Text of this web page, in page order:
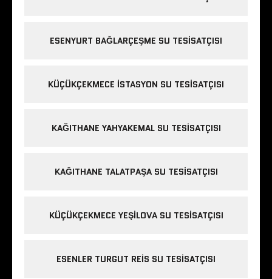
ESENYURT BAĞLARÇEŞME SU TESISATÇISI
KÜÇÜKÇEKMECE ISTASYON SU TESISATÇISI
KAĞITHANE YAHYAKEMAL SU TESISATÇISI
KAĞITHANE TALATPAŞA SU TESISATÇISI
KÜÇÜKÇEKMECE YEŞILOVA SU TESISATÇISI
ESENLER TURGUT REIS SU TESISATÇISI